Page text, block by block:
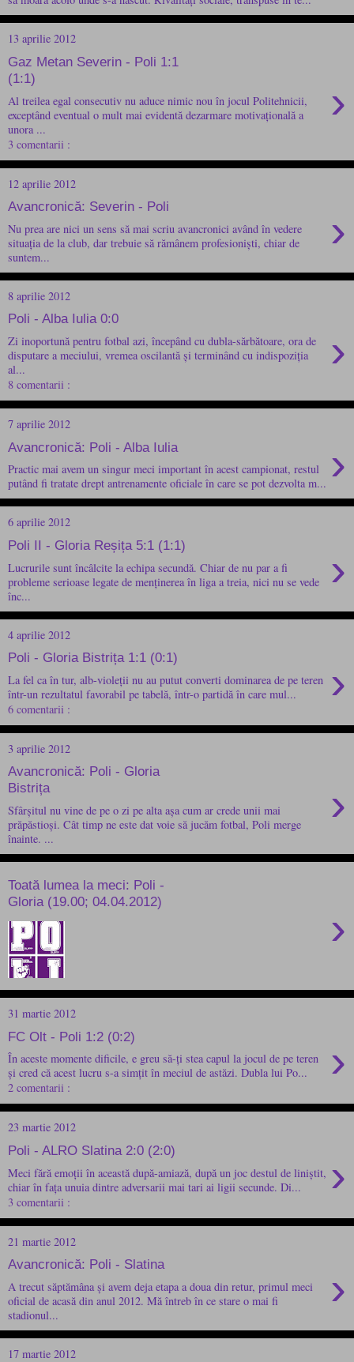
13 aprilie 2012
Gaz Metan Severin - Poli 1:1
(1:1)
›
Al treilea egal consecutiv nu aduce nimic nou în jocul Politehnicii,
exceptând eventual o mult mai evidentă dezarmare motivațională a
unora ...
3 comentarii :
12 aprilie 2012
Avancronică: Severin - Poli ›
Nu prea are nici un sens să mai scriu avancronici având în vedere
situația de la club, dar trebuie să rămânem profesioniști, chiar de
suntem...
8 aprilie 2012
Poli - Alba Iulia 0:0
›
Zi inoportună pentru fotbal azi, începând cu dubla-sărbătoare, ora de
disputare a meciului, vremea oscilantă și terminând cu indispoziția
al...
8 comentarii :
7 aprilie 2012
Avancronică: Poli - Alba Iulia ›
Practic mai avem un singur meci important în acest campionat, restul
putând fi tratate drept antrenamente oficiale în care se pot dezvolta m...
6 aprilie 2012
Poli II - Gloria Reșița 5:1 (1:1) ›
Lucrurile sunt încâlcite la echipa secundă. Chiar de nu par a fi
probleme serioase legate de menținerea în liga a treia, nici nu se vede
înc...
4 aprilie 2012
Poli - Gloria Bistrița 1:1 (0:1) ›
La fel ca în tur, alb-violeții nu au putut converti dominarea de pe teren
într-un rezultatul favorabil pe tabelă, într-o partidă în care mul...
6 comentarii :
3 aprilie 2012
Avancronică: Poli - Gloria
Bistrița
›
Sfârșitul nu vine de pe o zi pe alta așa cum ar crede unii mai
prăpăstioși. Cât timp ne este dat voie să jucăm fotbal, Poli merge
înainte. ...
Toată lumea la meci: Poli -
Gloria (19.00; 04.04.2012)
›
31 martie 2012
FC Olt - Poli 1:2 (0:2) ›
În aceste momente dificile, e greu să-ți stea capul la jocul de pe teren
și cred că acest lucru s-a simțit în meciul de astăzi. Dubla lui Po...
2 comentarii :
23 martie 2012
Poli - ALRO Slatina 2:0 (2:0) ›
Meci fără emoții în această după-amiază, după un joc destul de liniștit,
chiar în fața unuia dintre adversarii mai tari ai ligii secunde. Di...
3 comentarii :
21 martie 2012
Avancronică: Poli - Slatina ›
A trecut săptămâna și avem deja etapa a doua din retur, primul meci
oficial de acasă din anul 2012. Mă întreb în ce stare o mai fi
stadionul...
17 martie 2012